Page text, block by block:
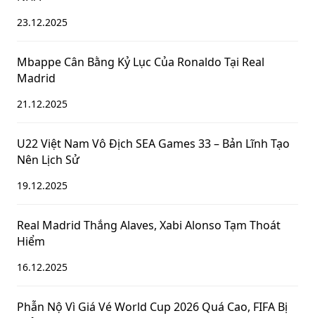
23.12.2025
Mbappe Cân Bằng Kỷ Lục Của Ronaldo Tại Real
Madrid
21.12.2025
U22 Việt Nam Vô Địch SEA Games 33 – Bản Lĩnh Tạo
Nên Lịch Sử
19.12.2025
Real Madrid Thắng Alaves, Xabi Alonso Tạm Thoát
Hiểm
16.12.2025
Phẫn Nộ Vì Giá Vé World Cup 2026 Quá Cao, FIFA Bị